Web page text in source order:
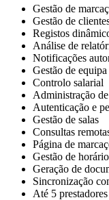
Gestão de
Gestão de
Registos
Análise de
Notificações
Gestão de equipa
Controlo salarial
Administração
Autenticação e
Gestão de salas
Consultas
Página de
Gestão de
Geração de
Sincronização
Até 5